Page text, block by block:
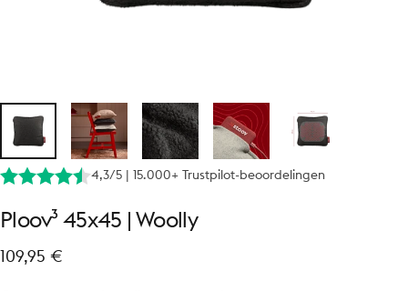
4,3/5 | 15.000+ Trustpilot-beoordelingen
Ploov³ 45x45 Woolly
109,95 €